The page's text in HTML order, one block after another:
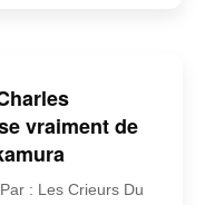
vraiment de
Par : Les Crieurs Du